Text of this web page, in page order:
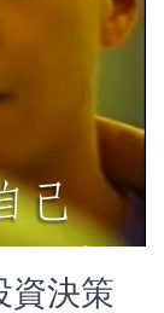
資決策